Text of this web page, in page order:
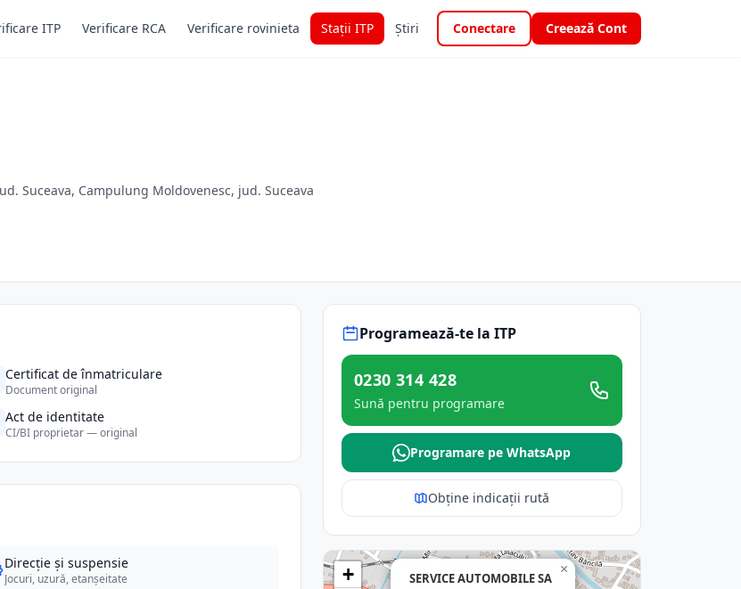
ITP Verificare RCA Verificare rovinieta Stații ITP Știri Conectare Creează Cont
Suceava, Campulung Moldovenesc, jud. Suceava
Certificat de înmatriculare
Document original
Act de identitate
CI/BI proprietar — original
Direcție și suspensie
Jocuri, uzură, etanșeitate
Programează-te la ITP
0230 314 428
Sună pentru programare
Programare pe WhatsApp
Obține indicații rută
SERVICE AUTOMOBILE SA
×
+